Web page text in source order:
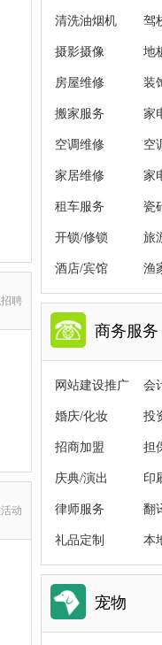
聘
动
清洗油烟机 驾
摄影摄像 地
房屋维修 装
搬家服务 家
空调维修 空
家居维修 家
租车服务 瓷
开锁/修锁 旅
酒店/宾馆 渔
商务服务
网站建设推广 会
婚庆/化妆 投
招商加盟 担
庆典/演出 印
律师服务 翻
礼品定制 本
宠物